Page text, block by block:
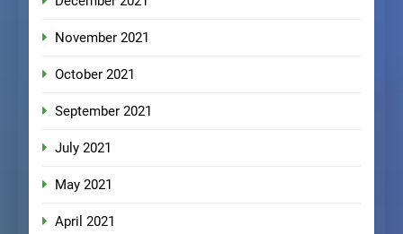
November 2021
October 2021
September 2021
July 2021
May 2021
April 2021